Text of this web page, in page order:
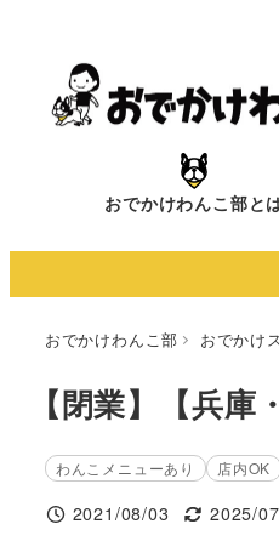
へ
おでかけわんこ部と
おでかけわんこ部 おでかけ
【閉業】【兵
わんこメニューあり 店内OK
投稿日
2021/08/03
更新日
2025/